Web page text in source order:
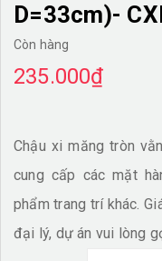
D=33cm)-
Còn hàng
235.000₫
Chậu xi măng tròn
cung cấp các mặt
phẩm trang trí khác.
đại lý, dự án vui lòng